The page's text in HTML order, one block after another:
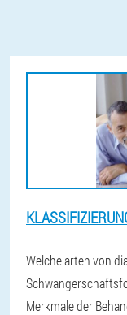
Welche arten von
Merkmale der